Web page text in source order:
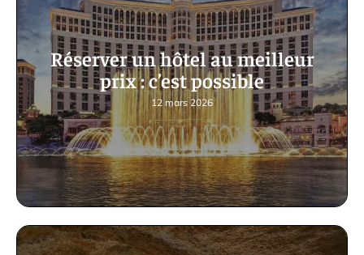
Réserver un hôtel au meilleur
prix : c’est possible
12 mars 2026